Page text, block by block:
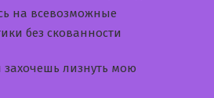
на всевозможные
без скованности
лизнуть мою